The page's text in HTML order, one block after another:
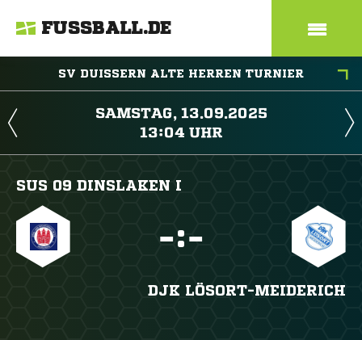
FUSSBALL.DE
SV DUISSERN ALTE HERREN TURNIER
 
 
SUS 09 DINSLAKEN I
:
DJK LÖSORT-MEIDERICH